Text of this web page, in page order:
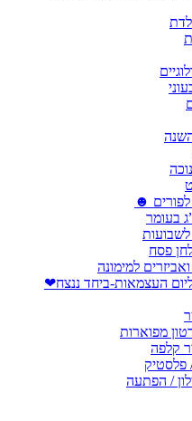
לפורים ☻
בעומר
פסח
למימונה
העצמאות-ביחד ננצח❤
מפוארות
קלפה
פלסטיק
/ הפתעה